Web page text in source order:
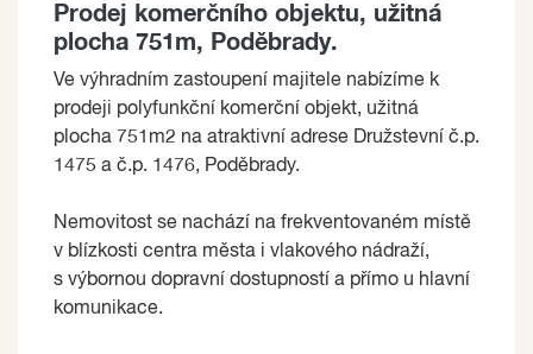
Prodej komerčního objektu, užitná
plocha 751m, Poděbrady.
Ve výhradním zastoupení majitele nabízíme k
prodeji polyfunkční komerční objekt, užitná
plocha 751m2 na atraktivní adrese Družstevní č.p.
1475 a č.p. 1476, Poděbrady.
Nemovitost se nachází na frekventovaném místě
v blízkosti centra města i vlakového nádraží,
s výbornou dopravní dostupností a přímo u hlavní
komunikace.